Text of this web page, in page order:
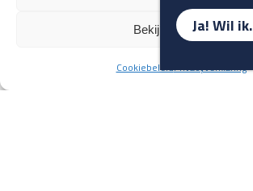
Bekijk voorkeuren
CookiebeleidPrivacyverklaring
Terug naar overzicht
Updates over nieuwbinnen-komers
en verwacht rijplezier ontvangen,
Ja! Wil ik.